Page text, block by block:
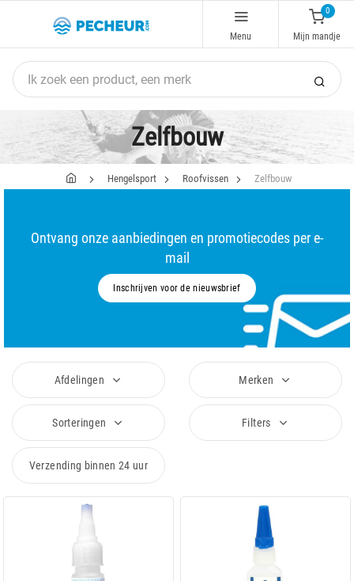
Menu
0
Mijn mandje
Zelfbouw
Hengelsport Roofvissen Zelfbouw
Ontvang onze aanbiedingen en promotiecodes per e-
mail
Inschrijven voor de nieuwsbrief
Afdelingen Merken
Sorteringen Filters
Verzending binnen 24 uur